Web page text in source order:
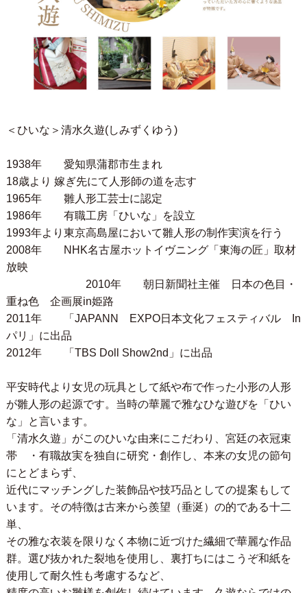
＜ひいな＞清水久遊(しみずくゆう)
1938年 愛知県蒲郡市生まれ
18歳より 嫁ぎ先にて人形師の道を志す
1965年 雛人形工芸士に認定
1986年 有職工房「ひいな」を設立
1993年より東京高島屋において雛人形の制作実演を行う
2008年 NHK名古屋ホットイヴニング「東海の匠」取材
放映
2010年 朝日新聞社主催 日本の色目・
重ね色 企画展in姫路
2011年 「JAPANN EXPO日本文化フェスティバル In
パリ」に出品
2012年 「TBS Doll Show2nd」に出品
平安時代より女児の玩具として紙や布で作った小形の人形
が雛人形の起源です。当時の華麗で雅なひな遊びを「ひい
な」と言います。
「清水久遊」がこのひいな由来にこだわり、宮廷の衣冠束
帯 ・有職故実を独自に研究・創作し、本来の女児の節句
にとどまらず、
近代にマッチングした装飾品や技巧品としての提案もして
います。その特徴は古来から羨望（垂涎）の的である十二
単、
その雅な衣装を限りなく本物に近づけた繊細で華麗な作品
群。選び抜かれた裂地を使用し、裏打ちにはこうぞ和紙を
使用して耐久性も考慮するなど、